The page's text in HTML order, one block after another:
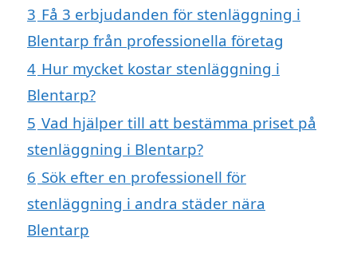
3 Få 3 erbjudanden för stenläggning i
Blentarp från professionella företag
4 Hur mycket kostar stenläggning i
Blentarp?
5 Vad hjälper till att bestämma priset på
stenläggning i Blentarp?
6 Sök efter en professionell för
stenläggning i andra städer nära
Blentarp